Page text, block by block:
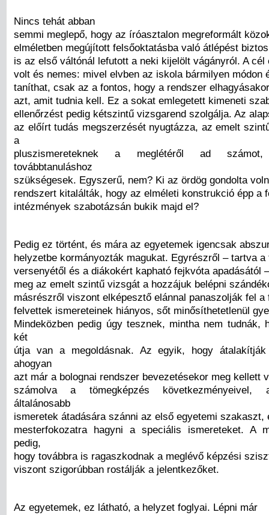
Nincs tehát abban
semmi meglepő, hogy az íróasztalon megreformált
elméletben megújított felsőoktatásba való átlépést
is az első váltónál lefutott a neki kijelölt vágányról. A cél
volt és nemes: mivel elvben az iskola bármilyen módon
taníthat, csak az a fontos, hogy a rendszer
azt, amit tudnia kell. Ez a sokat emlegetett kimeneti
ellenőrzést pedig kétszintű vizsgarend szolgálja. Az
az előírt tudás megszerzését nyugtázza, az emelt
a
pluszismereteknek a meglétéről ad
továbbtanuláshoz
szükségesek. Egyszerű, nem? Ki az ördög gondolta
rendszert kitalálták, hogy az elméleti konstrukció épp a
intézmények szabotázsán bukik majd el?
Pedig ez történt, és mára az egyetemek igencsak
helyzetbe kormányozták magukat. Egyrészről – tartva a
versenyétől és a diákokért kapható fejkvóta apadásától
meg az emelt szintű vizsgát a hozzájuk belépni
másrészről viszont elképesztő elánnal panaszolják fel a
felvettek ismereteinek hiányos, sőt minősíthetetlenül
Mindeközben pedig úgy tesznek, mintha nem tudnák,
két
útja van a megoldásnak. Az egyik, hogy
ahogyan
azt már a bolognai rendszer bevezetésekor meg kellett
számolva a tömegképzés következményeivel,
általánosabb
ismeretek átadására szánni az első egyetemi szakaszt,
mesterfokozatra hagyni a speciális ismereteket. A
pedig,
hogy továbbra is ragaszkodnak a meglévő képzési
viszont szigorúbban rostálják a jelentkezőket.
Az egyetemek, ez látható, a helyzet foglyai. Lépni már